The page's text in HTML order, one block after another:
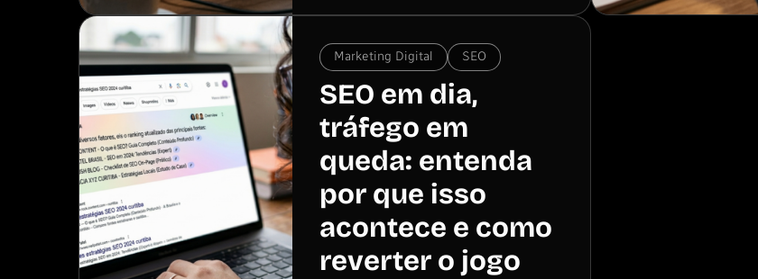
Marketing Digital SEO
SEO em dia,
tráfego em
queda: entenda
por que isso
acontece e como
reverter o jogo